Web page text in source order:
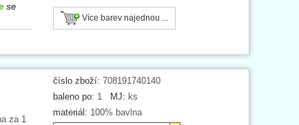
Více barev najednou ...
se
číslo zboží: 708191740140
baleno po: 1 MJ: ks
materiál: 100% bavlna
za 1